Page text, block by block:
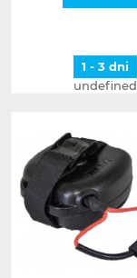
1 - 3 dni
undefined